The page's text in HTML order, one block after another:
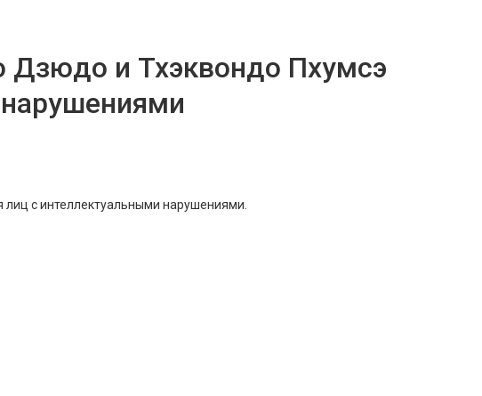
Дзюдо и Тхэквондо Пхумсэ
с интеллектуальными нарушениями.